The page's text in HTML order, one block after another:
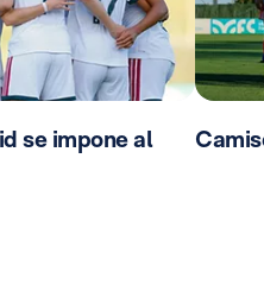
se impone al